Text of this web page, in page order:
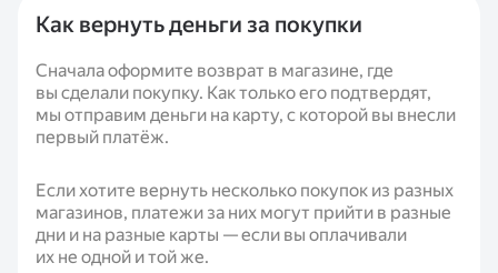
Как вернуть деньги за покупки
Сначала оформите возврат в магазине, где
вы сделали покупку. Как только его подтвердят,
мы отправим деньги на карту, с которой вы внесли
первый платёж.
Если хотите вернуть несколько покупок из разных
магазинов, платежи за них могут прийти в разные
дни и на разные карты — если вы оплачивали
их не одной и той же.